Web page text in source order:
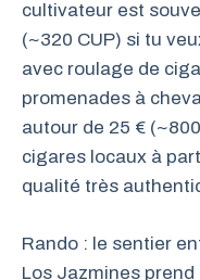
cultivateur est
(~320 CUP) si tu
avec roulage de
promenades à
autour de 25 €
cigares locaux à
qualité très
Rando : le sentier
Los Jazmines